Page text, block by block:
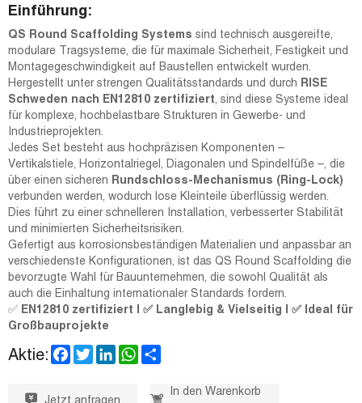
Einführung:
QS Round Scaffolding Systems sind technisch ausgereifte,
modulare Tragsysteme, die für maximale Sicherheit, Festigkeit und
Montagegeschwindigkeit auf Baustellen entwickelt wurden.
Hergestellt unter strengen Qualitätsstandards und durch RISE
Schweden nach EN12810 zertifiziert , sind diese Systeme ideal
für komplexe, hochbelastbare Strukturen in Gewerbe- und
Industrieprojekten.
Jedes Set besteht aus hochpräzisen Komponenten –
Vertikalstiele, Horizontalriegel, Diagonalen und Spindelfüße –, die
über einen sicheren Rundschloss-Mechanismus (Ring-Lock)
verbunden werden, wodurch lose Kleinteile überflüssig werden.
Dies führt zu einer schnelleren Installation, verbesserter Stabilität
und minimierten Sicherheitsrisiken.
Gefertigt aus korrosionsbeständigen Materialien und anpassbar an
verschiedenste Konfigurationen, ist das QS Round Scaffolding die
bevorzugte Wahl für Bauunternehmen, die sowohl Qualität als
auch die Einhaltung internationaler Standards fordern.
✅ EN12810 zertifiziert | ✅ Langlebig & Vielseitig | ✅ Ideal für
Großbauprojekte
Aktie:
F
a
T
w
L
W
h
r
Jetzt anfragen
In den Warenkorb